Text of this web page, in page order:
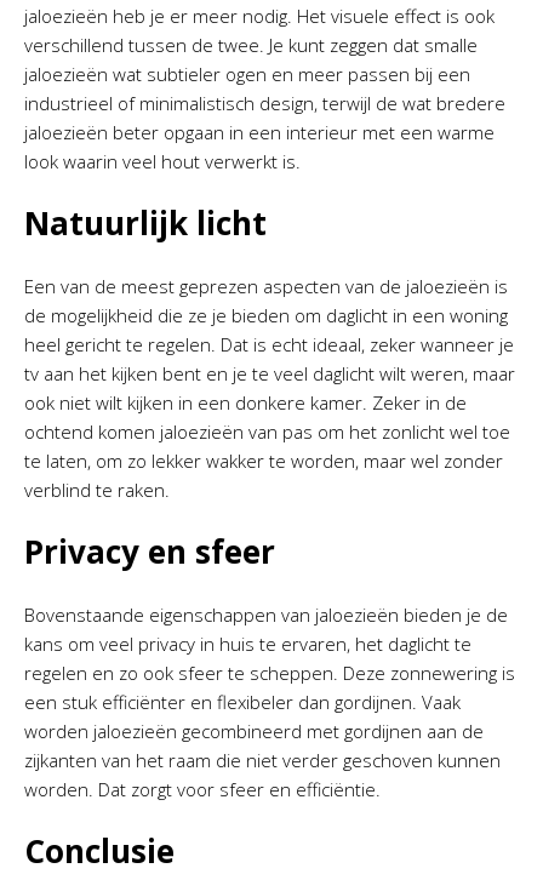
jaloezieën heb je er meer nodig. Het visuele effect is ook
verschillend tussen de twee. Je kunt zeggen dat smalle
jaloezieën wat subtieler ogen en meer passen bij een
industrieel of minimalistisch design, terwijl de wat bredere
jaloezieën beter opgaan in een interieur met een warme
look waarin veel hout verwerkt is.
Natuurlijk licht
Een van de meest geprezen aspecten van de jaloezieën is
de mogelijkheid die ze je bieden om daglicht in een woning
heel gericht te regelen. Dat is echt ideaal, zeker wanneer je
tv aan het kijken bent en je te veel daglicht wilt weren, maar
ook niet wilt kijken in een donkere kamer. Zeker in de
ochtend komen jaloezieën van pas om het zonlicht wel toe
te laten, om zo lekker wakker te worden, maar wel zonder
verblind te raken.
Privacy en sfeer
Bovenstaande eigenschappen van jaloezieën bieden je de
kans om veel privacy in huis te ervaren, het daglicht te
regelen en zo ook sfeer te scheppen. Deze zonnewering is
een stuk efficiënter en flexibeler dan gordijnen. Vaak
worden jaloezieën gecombineerd met gordijnen aan de
zijkanten van het raam die niet verder geschoven kunnen
worden. Dat zorgt voor sfeer en efficiëntie.
Conclusie